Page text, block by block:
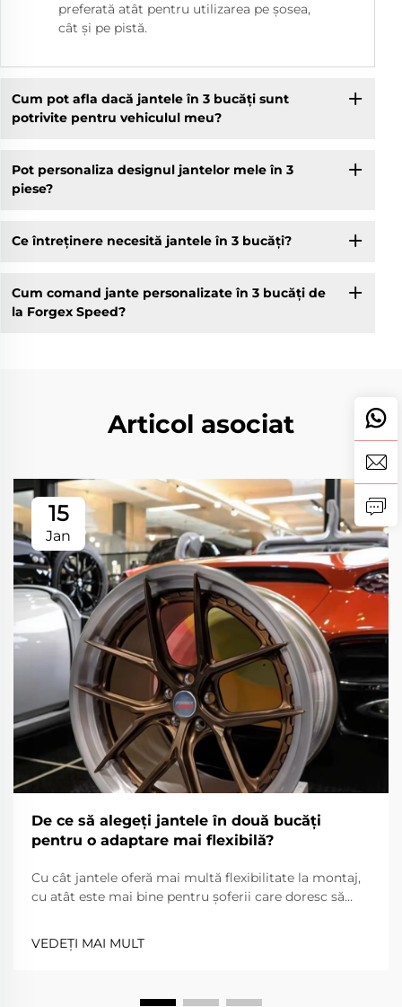
preferată atât pentru utilizarea pe șosea,
cât și pe pistă.
Cum pot afla dacă jantele în 3 bucăți sunt
potrivite pentru vehiculul meu?
Pot personaliza designul jantelor mele în 3
piese?
Ce întreținere necesită jantele în 3 bucăți?
Cum comand jante personalizate în 3 bucăți de
la Forgex Speed?
Articol asociat
15
Jan
De ce să alegeți jantele în două bucăți
pentru o adaptare mai flexibilă?
Cu cât jantele oferă mai multă flexibilitate la montaj,
cu atât este mai bine pentru șoferii care doresc să
două bucăți sunt mai flexibile decât cele într-o
VEDEȚI MAI MULT